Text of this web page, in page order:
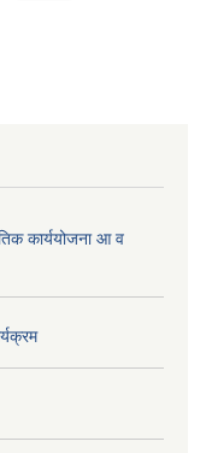
कार्ययोजना आ व